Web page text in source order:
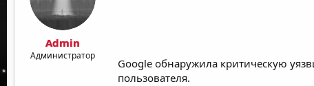
м
а
л
а
Admin
Администратор
Google обнаружила критическую
пользователя.